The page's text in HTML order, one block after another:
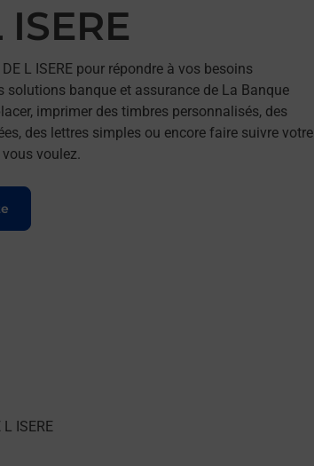
L ISERE pour répondre à vos besoins
banque et assurance de La Banque
imprimer des timbres personnalisés, des
des lettres simples ou encore faire suivre votre
voulez.